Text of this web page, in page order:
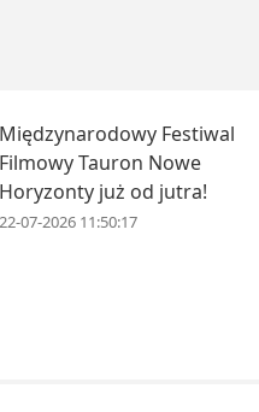
Międzynarodowy Festiwal
Filmowy Tauron Nowe
Horyzonty już od jutra!
22-07-2026 11:50:17